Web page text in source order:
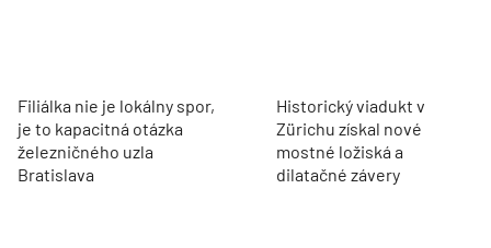
Filiálka nie je lokálny spor,
je to kapacitná otázka
železničného uzla
Bratislava
Historický viadukt v
Zürichu získal nové
mostné ložiská a
dilatačné závery